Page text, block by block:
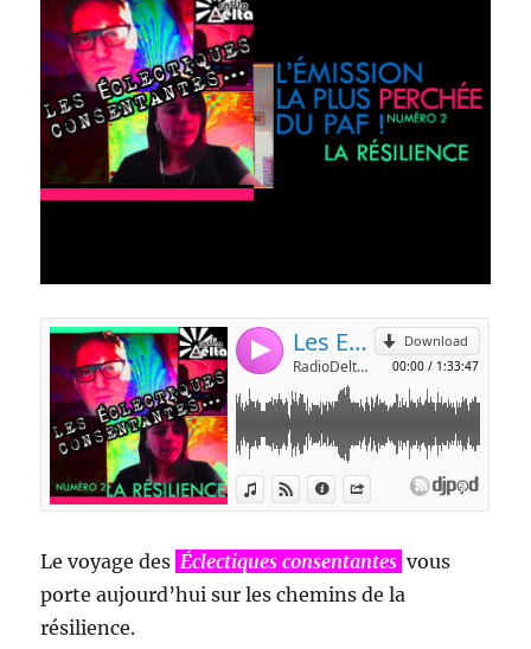
Le voyage des Éclectiques consentantes vous
porte aujourd’hui sur les chemins de la
résilience.